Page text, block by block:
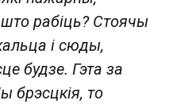
рабіць? Стоячы
і сюды,
будзе. Гэта за
брэсцкія, то